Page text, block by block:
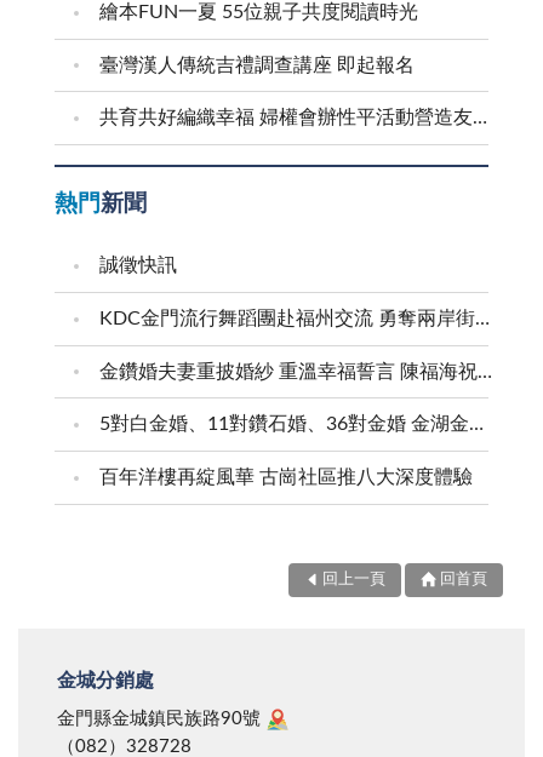
繪本FUN一夏 55位親子共度閱讀時光
臺灣漢人傳統吉禮調查講座 即起報名
共育共好編織幸福 婦權會辦性平活動營造友善家庭
熱門 新聞
誠徵快訊
KDC金門流行舞蹈團赴福州交流 勇奪兩岸街舞賽三等獎
金鑽婚夫妻重披婚紗 重溫幸福誓言 陳福海祝福牽手半世紀 情深相守成典範
5對白金婚、11對鑽石婚、36對金婚 金湖金沙夫妻共享榮耀時刻 陳福海表揚金鑽婚夫妻 向半世紀相守家庭典範致敬
百年洋樓再綻風華 古崗社區推八大深度體驗
回上一頁 回首頁
金城分銷處
金門縣金城鎮民族路90號
（082）328728